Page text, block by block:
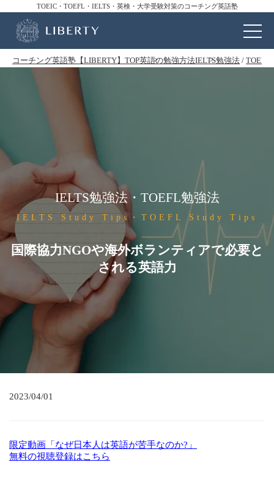
TOEIC・TOEFL・IELTS・英検・大学受験対策のコーチング英語塾
コーチング英語塾【LIBERTY】TOP英語の勉強方法IELTS勉強法 / TOEFL
IELTS勉強法・TOEFL勉強法
IELTS Study Tips・TOEFL Study Tips
国際協力NGOや海外ボランティアで必要と
される英語力
2023/04/01
限定動画「なぜ日本人は英語が苦手なのか?」
無料の視聴登録はこちら